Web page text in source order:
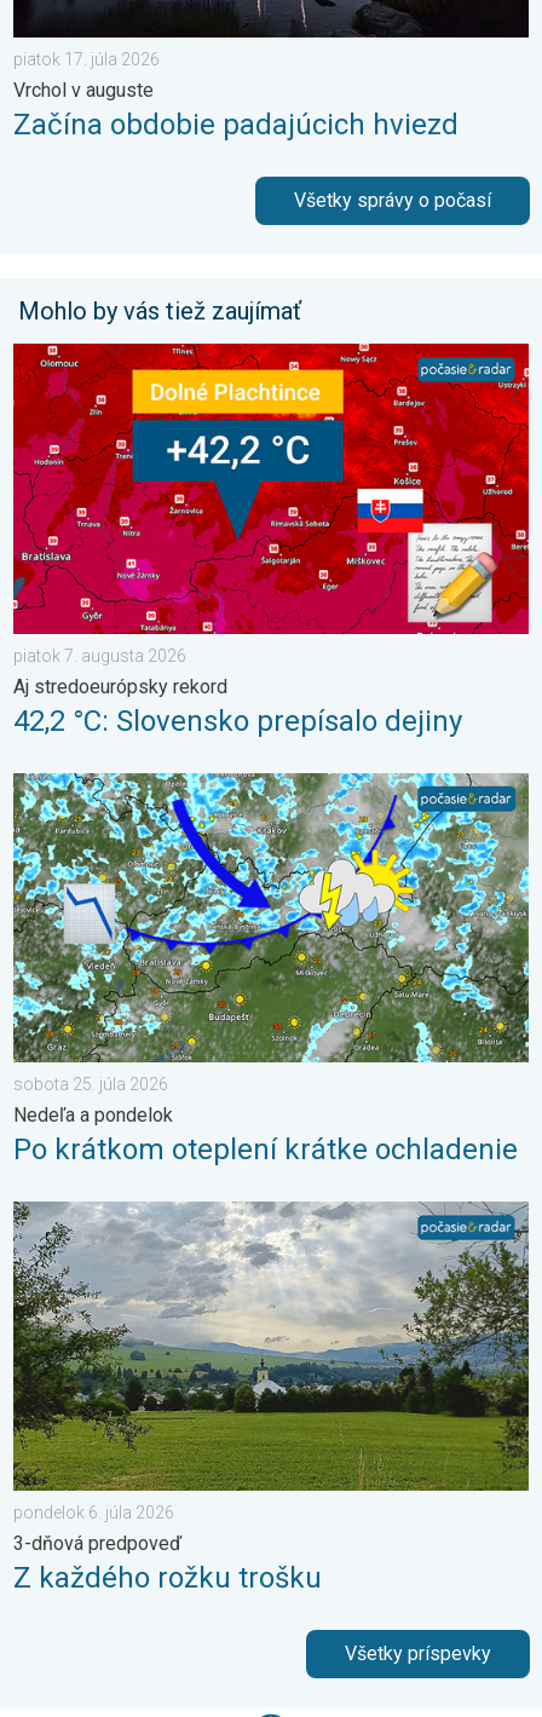
piatok 17. júla 2026
Vrchol v auguste
Začína obdobie padajúcich hviezd
Všetky správy o počasí
Mohlo by vás tiež zaujímať
42,2 °C: Slovensko prepísalo dejiny. Aj stredoeurópsky
piatok 7. augusta 2026
Aj stredoeurópsky rekord
42,2 °C: Slovensko prepísalo dejiny
Po krátkom oteplení krátke ochladenie. Nedeľa a pondelok. .
sobota 25. júla 2026
Nedeľa a pondelok
Po krátkom oteplení krátke ochladenie
Z každého rožku trošku. 3-dňová predpoveď. . . pondelok 6.
pondelok 6. júla 2026
3-dňová predpoveď
Z každého rožku trošku
Všetky príspevky